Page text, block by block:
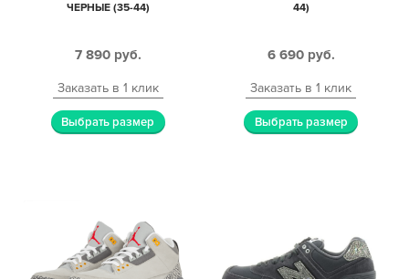
ЧЕРНЫЕ (35-44)
7 890 руб.
Заказать в 1 клик
Выбрать размер
44)
6 690 руб.
Заказать в 1 клик
Выбрать размер